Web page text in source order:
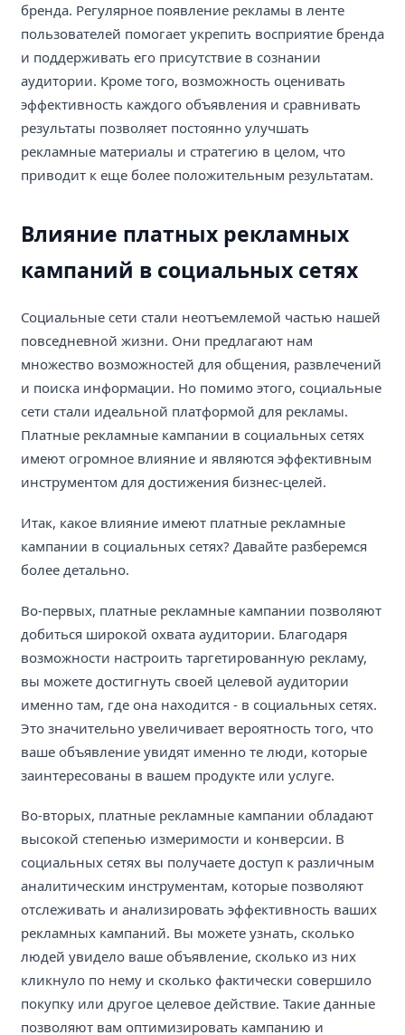
бренда. Регулярное появление рекламы в ленте
пользователей помогает укрепить восприятие бренда
и поддерживать его присутствие в сознании
аудитории. Кроме того, возможность оценивать
эффективность каждого объявления и сравнивать
результаты позволяет постоянно улучшать
рекламные материалы и стратегию в целом, что
приводит к еще более положительным результатам.
Влияние платных рекламных
кампаний в социальных сетях
Социальные сети стали неотъемлемой частью нашей
повседневной жизни. Они предлагают нам
множество возможностей для общения, развлечений
и поиска информации. Но помимо этого, социальные
сети стали идеальной платформой для рекламы.
Платные рекламные кампании в социальных сетях
имеют огромное влияние и являются эффективным
инструментом для достижения бизнес-целей.
Итак, какое влияние имеют платные рекламные
кампании в социальных сетях? Давайте разберемся
более детально.
Во-первых, платные рекламные кампании позволяют
добиться широкой охвата аудитории. Благодаря
возможности настроить таргетированную рекламу,
вы можете достигнуть своей целевой аудитории
именно там, где она находится - в социальных сетях.
Это значительно увеличивает вероятность того, что
ваше объявление увидят именно те люди, которые
заинтересованы в вашем продукте или услуге.
Во-вторых, платные рекламные кампании обладают
высокой степенью измеримости и конверсии. В
социальных сетях вы получаете доступ к различным
аналитическим инструментам, которые позволяют
отслеживать и анализировать эффективность ваших
рекламных кампаний. Вы можете узнать, сколько
людей увидело ваше объявление, сколько из них
кликнуло по нему и сколько фактически совершило
покупку или другое целевое действие. Такие данные
позволяют вам оптимизировать кампанию и